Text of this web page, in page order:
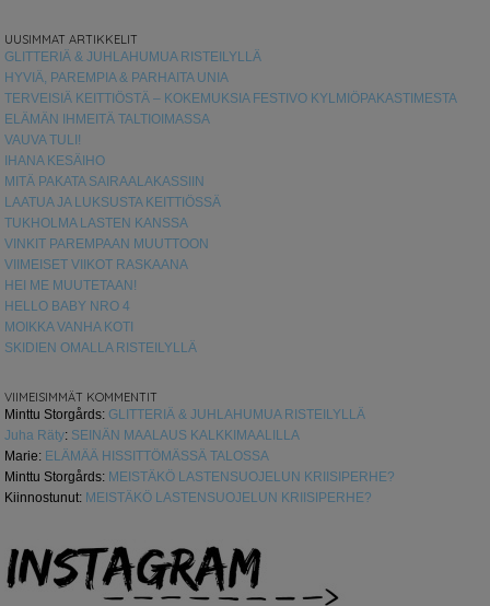
UUSIMMAT ARTIKKELIT
GLITTERIÄ & JUHLAHUMUA RISTEILYLLÄ
HYVIÄ, PAREMPIA & PARHAITA UNIA
TERVEISIÄ KEITTIÖSTÄ – KOKEMUKSIA FESTIVO KYLMIÖPAKASTIMESTA
ELÄMÄN IHMEITÄ TALTIOIMASSA
VAUVA TULI!
IHANA KESÄIHO
MITÄ PAKATA SAIRAALAKASSIIN
LAATUA JA LUKSUSTA KEITTIÖSSÄ
TUKHOLMA LASTEN KANSSA
VINKIT PAREMPAAN MUUTTOON
VIIMEISET VIIKOT RASKAANA
HEI ME MUUTETAAN!
HELLO BABY NRO 4
MOIKKA VANHA KOTI
SKIDIEN OMALLA RISTEILYLLÄ
VIIMEISIMMÄT KOMMENTIT
Minttu Storgårds: GLITTERIÄ & JUHLAHUMUA RISTEILYLLÄ
Juha Räty: SEINÄN MAALAUS KALKKIMAALILLA
Marie: ELÄMÄÄ HISSITTÖMÄSSÄ TALOSSA
Minttu Storgårds: MEISTÄKÖ LASTENSUOJELUN KRIISIPERHE?
Kiinnostunut: MEISTÄKÖ LASTENSUOJELUN KRIISIPERHE?